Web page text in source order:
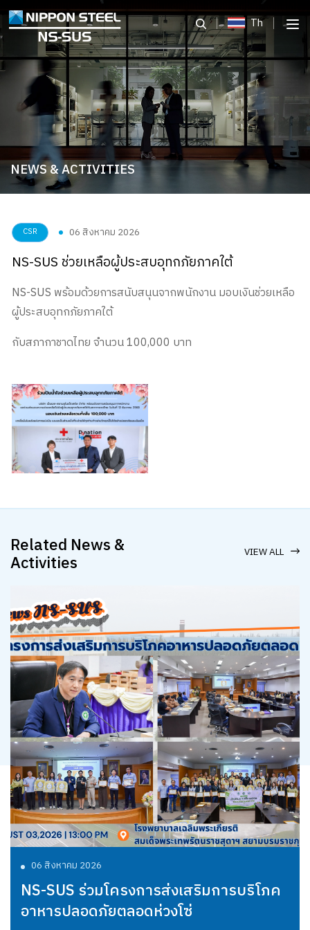
Th
NEWS & ACTIVITIES
CSR 06 สิงหาคม 2026
NS-SUS ช่วยเหลือผู้ประสบอุทกภัยภาคใต้
NS-SUS พร้อมด้วยการสนับสนุนจากพนักงาน มอบเงินช่วยเหลือ
ผู้ประสบอุทกภัยภาคใต้
กับสภากาชาดไทย จำนวน 100,000 บาท
Related News &
Activities VIEW ALL
06 สิงหาคม 2026
NS-SUS ร่วมโครงการส่งเสริมการบริโภค
อาหารปลอดภัยตลอดห่วงโซ่